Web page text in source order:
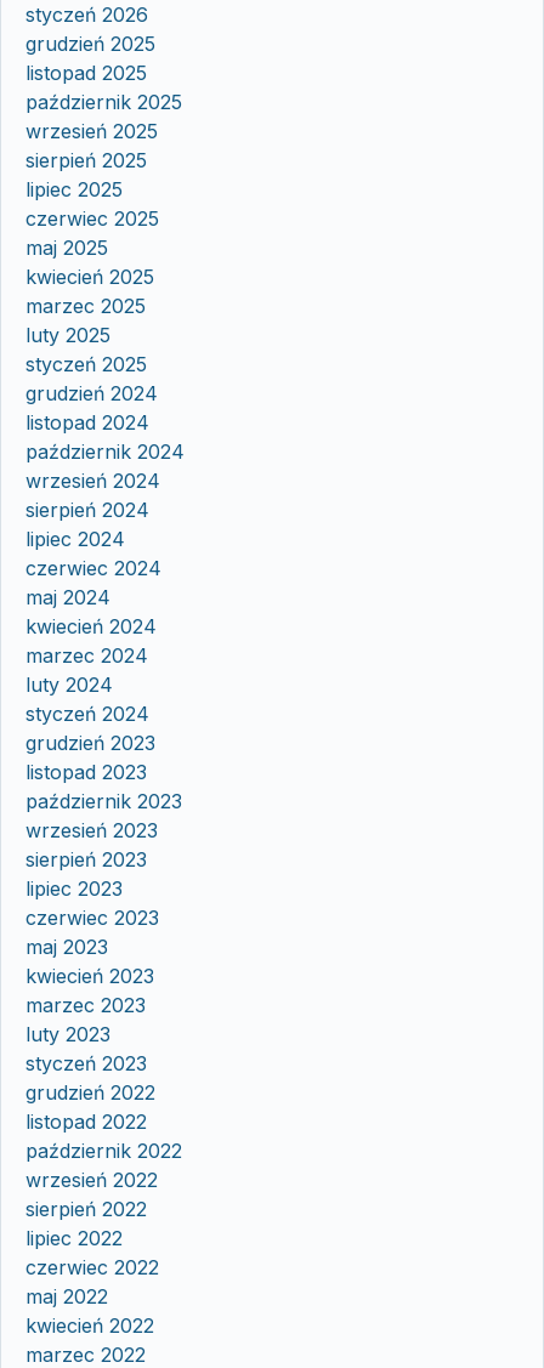
styczeń 2026
grudzień 2025
listopad 2025
październik 2025
wrzesień 2025
sierpień 2025
lipiec 2025
czerwiec 2025
maj 2025
kwiecień 2025
marzec 2025
luty 2025
styczeń 2025
grudzień 2024
listopad 2024
październik 2024
wrzesień 2024
sierpień 2024
lipiec 2024
czerwiec 2024
maj 2024
kwiecień 2024
marzec 2024
luty 2024
styczeń 2024
grudzień 2023
listopad 2023
październik 2023
wrzesień 2023
sierpień 2023
lipiec 2023
czerwiec 2023
maj 2023
kwiecień 2023
marzec 2023
luty 2023
styczeń 2023
grudzień 2022
listopad 2022
październik 2022
wrzesień 2022
sierpień 2022
lipiec 2022
czerwiec 2022
maj 2022
kwiecień 2022
marzec 2022